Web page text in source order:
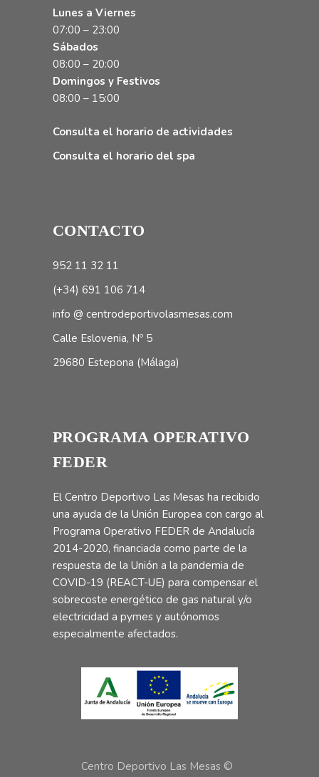
Lunes a Viernes
07:00 – 23:00
Sábados
08:00 – 20:00
Domingos y Festivos
08:00 – 15:00
Consulta el horario de actividades
Consulta el horario del spa
CONTACTO
952 11 32 11
(+34) 691 106 714
info @ centrodeportivolasmesas.com
Calle Eslovenia, Nº 5
29680 Estepona (Málaga)
PROGRAMA OPERATIVO
FEDER
El Centro Deportivo Las Mesas ha recibido
una ayuda de la Unión Europea con cargo al
Programa Operativo FEDER de Andalucía
2014-2020, financiada como parte de la
respuesta de la Unión a la pandemia de
COVID-19 (REACT-UE) para compensar el
sobrecoste energético de gas natural y/o
electricidad a pymes y autónomos
especialmente afectados.
Centro Deportivo Las Mesas ©